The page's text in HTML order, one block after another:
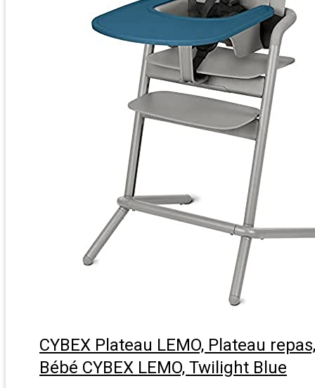
CYBEX Plateau LEMO, Plateau
Bébé CYBEX LEMO, Twilight Blue